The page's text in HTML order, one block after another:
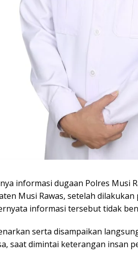
informasi dugaan Polres Musi
Musi Rawas, setelah
informasi tersebut tidak
serta disampaikan
saat dimintai keterangan insan